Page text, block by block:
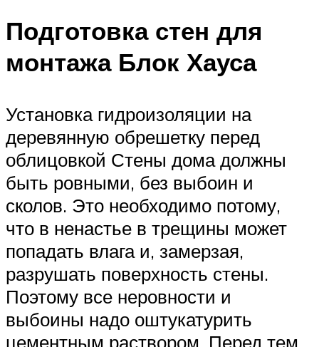
Подготовка стен для
монтажа Блок Хауса
Установка гидроизоляции на
деревянную обрешетку перед
облицовкой Стены дома должны
быть ровными, без выбоин и
сколов. Это необходимо потому,
что в ненастье в трещины может
попадать влага и, замерзая,
разрушать поверхность стены.
Поэтому все неровности и
выбоины надо оштукатурить
цементным раствором. Перед тем